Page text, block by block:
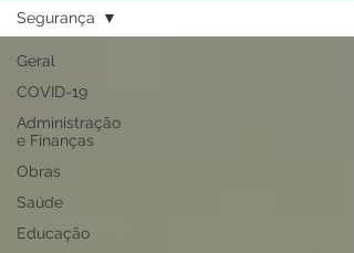
Geral
COVID-19
Administração
e Finanças
Obras
Saúde
Educação
Segurança